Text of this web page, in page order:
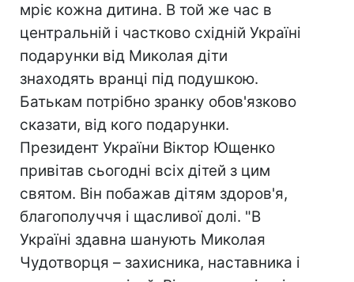
мріє кожна дитина. В той же час в
центральній і частково східній Україні
подарунки від Миколая діти
знаходять вранці під подушкою.
Батькам потрібно зранку обов'язково
сказати, від кого подарунки.
Президент України Віктор Ющенко
привітав сьогодні всіх дітей з цим
святом. Він побажав дітям здоров'я,
благополуччя і щасливої долі. "В
Україні здавна шанують Миколая
Чудотворця – захисника, наставника і